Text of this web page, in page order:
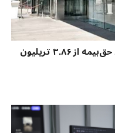
رشد پایدار صنعت بیمه چین؛ درآمد حق‌بیمه از ۳.۸۶ تریلیون